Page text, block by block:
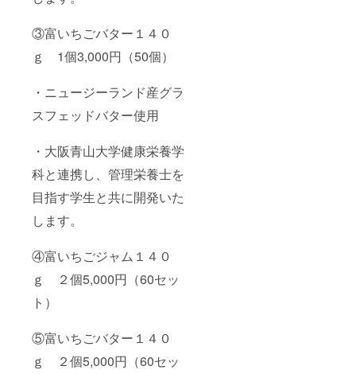
③富いちごバター１４０
ｇ 1個3,000円（50個）
・ニュージーランド産グラ
スフェッドバター使用
・大阪青山大学健康栄養学
科と連携し、管理栄養士を
目指す学生と共に開発いた
します。
④富いちごジャム１４０
ｇ ２個5,000円（60セッ
ト）
⑤富いちごバター１４０
ｇ ２個5,000円（60セッ